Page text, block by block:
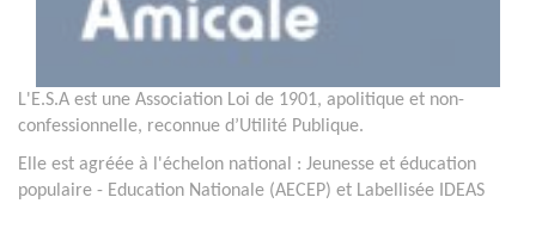
L'E.S.A est une Association Loi de 1901, apolitique et non-
confessionnelle, reconnue d’Utilité Publique.
Elle est agréée à l'échelon national : Jeunesse et éducation
populaire - Education Nationale (AECEP) et Labellisée IDEAS